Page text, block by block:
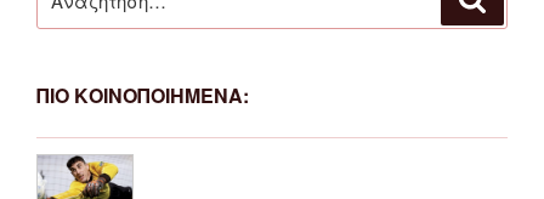
για:
ΠΙΟ ΚΟΙΝΟΠΟΙΗΜΕΝΑ: